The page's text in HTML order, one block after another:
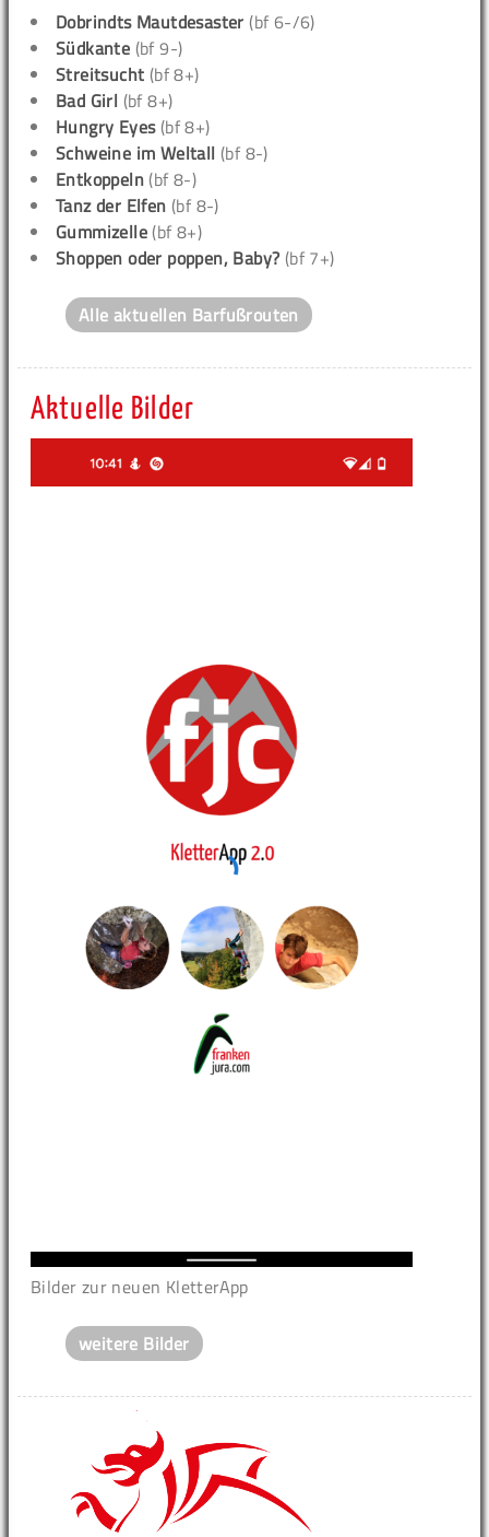
Dobrindts Mautdesaster (bf 6-/6)
Südkante (bf 9-)
Streitsucht (bf 8+)
Bad Girl (bf 8+)
Hungry Eyes(bf 8+)
Schweine im Weltall (bf 8-)
Entkoppeln (bf 8-)
Tanz der Elfen (bf 8-)
Gummizelle (bf 8+)
Shoppen oder poppen, Baby? (bf 7+)
Alle aktuellen Barfußrouten
Aktuelle Bilder
Bilder zur neuen KletterApp
weitere Bilder